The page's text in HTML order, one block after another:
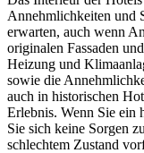
Annehmlichkeiten und
erwarten, auch wenn
originalen Fassaden
Heizung und
sowie die
auch in historischen
Erlebnis. Wenn Sie ein
Sie sich keine Sorgen
schlechtem Zustand